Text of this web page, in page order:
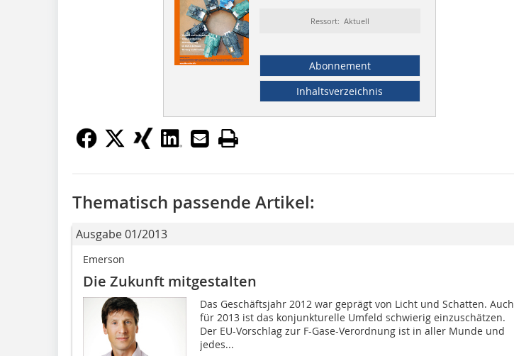
Ressort: Aktuell
Abonnement
Inhaltsverzeichnis
Thematisch passende Artikel:
Ausgabe 01/2013
Emerson
Die Zukunft mitgestalten
Das Geschäftsjahr 2012 war geprägt von Licht und Schatten. Auch
für 2013 ist das konjunkturelle Umfeld schwierig einzuschätzen.
Der EU-Vorschlag zur F-Gase-Verordnung ist in aller Munde und
jedes...